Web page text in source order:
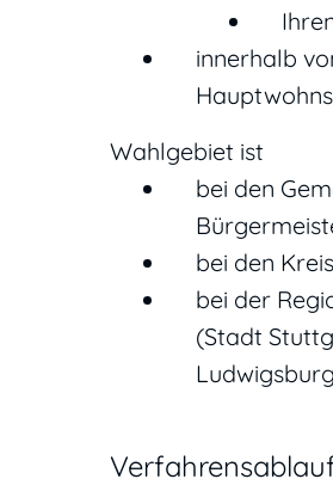
innerhalb
Wahlgebiet ist
bei den
bei den
bei der
(Stadt